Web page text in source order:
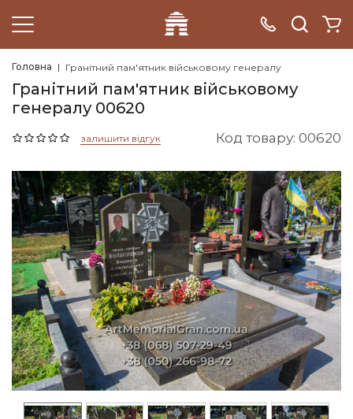
Головна Гранітний пам'ятник військовому генералу
Гранітний пам'ятник військовому
генералу 00620
залишити відгук Код товару: 00620